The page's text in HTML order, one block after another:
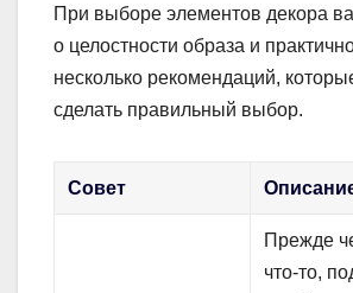
При выборе элементов декора
о целостности образа и
несколько рекомендаций,
сделать правильный выбор.
Совет
Прежде
что-то,